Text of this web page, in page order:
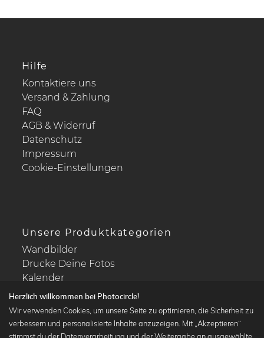
Hilfe
Kontaktiere uns
Versand & Zahlung
FAQ
AGB & Widerruf
Datenschutz
Impressum
Cookie-Einstellungen
Unsere Produktkategorien
Wandbilder
Drucke Deine Fotos
Kalender
Herzlich willkommen bei Photocircle!
Wir verwenden Cookies, um unsere Seite zu optimieren, die Sicherheit zu
verbessern und personalisierte Inhalte anzuzeigen. Mit „Akzeptieren“